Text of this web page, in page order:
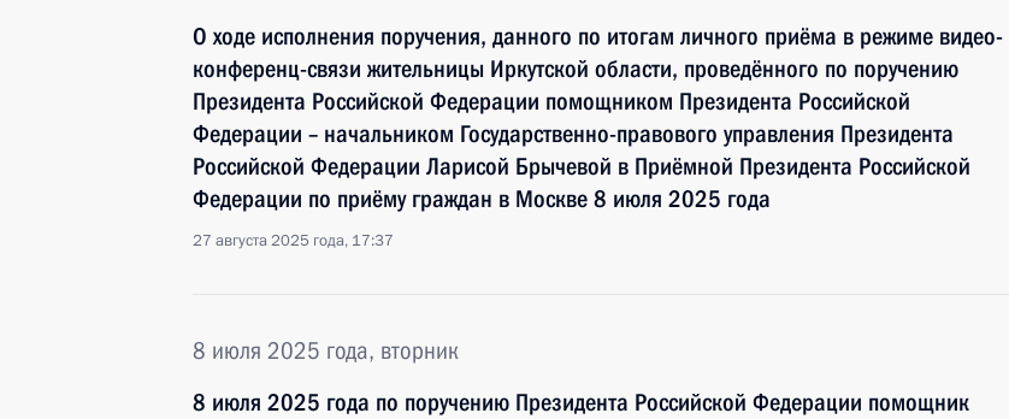
О ходе исполнения поручения, данного по итогам личного приёма в режиме видео-
конференц-связи жительницы Иркутской области, проведённого по поручению
Президента Российской Федерации помощником Президента Российской
Федерации – начальником Государственно-правового управления Президента
Российской Федерации Ларисой Брычевой в Приёмной Президента Российской
Федерации по приёму граждан в Москве 8 июля 2025 года
27 августа 2025 года, 17:37
8 июля 2025 года, вторник
8 июля 2025 года по поручению Президента Российской Федерации помощник